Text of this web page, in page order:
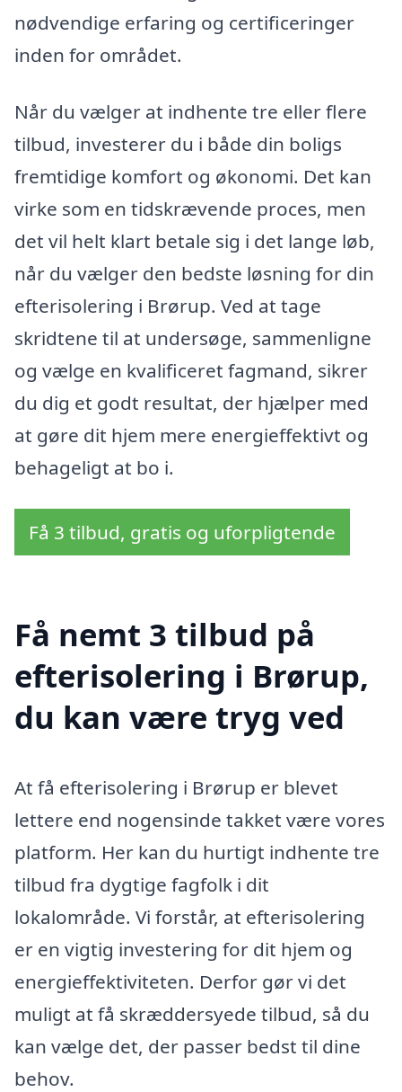
nødvendige erfaring og certificeringer
inden for området.
Når du vælger at indhente tre eller flere
tilbud, investerer du i både din boligs
fremtidige komfort og økonomi. Det kan
virke som en tidskrævende proces, men
det vil helt klart betale sig i det lange løb,
når du vælger den bedste løsning for din
efterisolering i Brørup. Ved at tage
skridtene til at undersøge, sammenligne
og vælge en kvalificeret fagmand, sikrer
du dig et godt resultat, der hjælper med
at gøre dit hjem mere energieffektivt og
behageligt at bo i.
Få 3 tilbud, gratis og uforpligtende
Få nemt 3 tilbud på
efterisolering i Brørup,
du kan være tryg ved
At få efterisolering i Brørup er blevet
lettere end nogensinde takket være vores
platform. Her kan du hurtigt indhente tre
tilbud fra dygtige fagfolk i dit
lokalområde. Vi forstår, at efterisolering
er en vigtig investering for dit hjem og
energieffektiviteten. Derfor gør vi det
muligt at få skræddersyede tilbud, så du
kan vælge det, der passer bedst til dine
behov.